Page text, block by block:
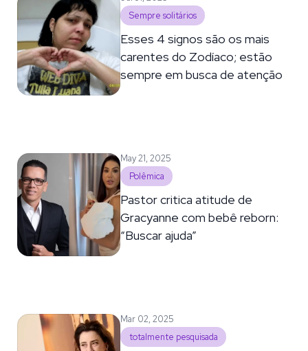
Sempre solitários
Esses 4 signos são os mais
carentes do Zodíaco; estão
sempre em busca de atenção
May 21, 2025
Polêmica
Pastor critica atitude de
Gracyanne com bebê reborn:
“Buscar ajuda”
Mar 02, 2025
totalmente pesquisada